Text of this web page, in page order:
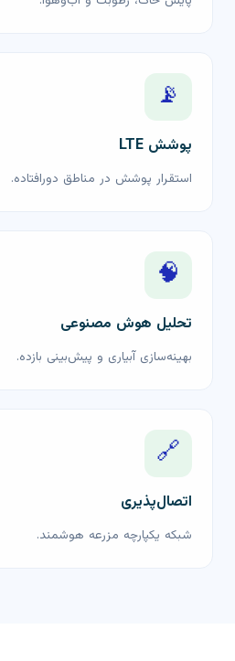
📡
پوشش LTE
استقرار پوشش در مناطق دورافتاده.
🧠
تحلیل هوش مصنوعی
بهینه‌سازی آبیاری و پیش‌بینی بازده.
🔗
اتصال‌پذیری
شبکه یکپارچه مزرعه هوشمند.